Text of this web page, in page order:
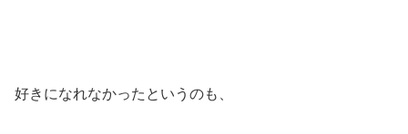
好きになれなかったというのも、